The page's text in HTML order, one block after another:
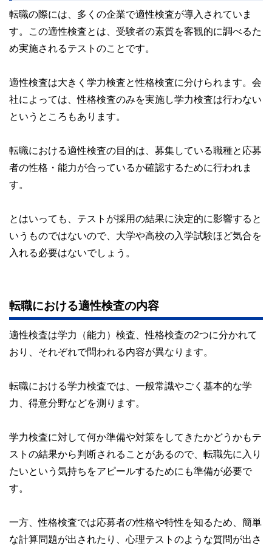
現在は、フリーランスで活動中。
転職の際には、多くの企業で適性検査が導入されていま
す。この適性検査とは、受験者の素質を客観的に調べるた
め実施されるテストのことです。
適性検査は大きく学力検査と性格検査に分けられます。会
社によっては、性格検査のみを実施し学力検査は行わない
というところもあります。
転職における適性検査の目的は、募集している職種と応募
者の性格・能力が合っているか確認するために行われま
す。
とはいっても、テストが採用の結果に決定的に影響すると
いうものではないので、大学や高校の入学試験ほど気合を
入れる必要はないでしょう。
転職における適性検査の内容
適性検査は学力（能力）検査、性格検査の2つに分かれて
おり、それぞれで問われる内容が異なります。
転職における学力検査では、一般常識やごく基本的な学
力、得意分野などを測ります。
学力検査に対して何か準備や対策をしてきたかどうかもテ
ストの結果から判断されることがあるので、転職先に入り
たいという気持ちをアピールするためにも準備が必要で
す。
一方、性格検査では応募者の性格や特性を知るため、簡単
な計算問題が出されたり、心理テストのような質問が出さ